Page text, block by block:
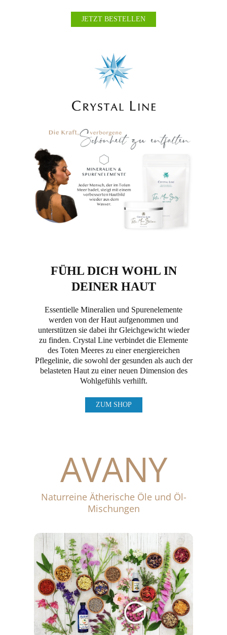
JETZT BESTELLEN
FÜHL DICH WOHL IN
DEINER HAUT
Essentielle Mineralien und Spurenelemente
werden von der Haut aufgenommen und
unterstützen sie dabei ihr Gleichgewicht wieder
zu finden. Crystal Line verbindet die Elemente
des Toten Meeres zu einer energiereichen
Pflegelinie, die sowohl der gesunden als auch der
belasteten Haut zu einer neuen Dimension des
Wohlgefühls verhilft.
ZUM SHOP
AVANY
Naturreine Ätherische Öle und Öl-
Mischungen